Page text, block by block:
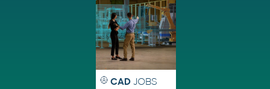
CAD JOBS